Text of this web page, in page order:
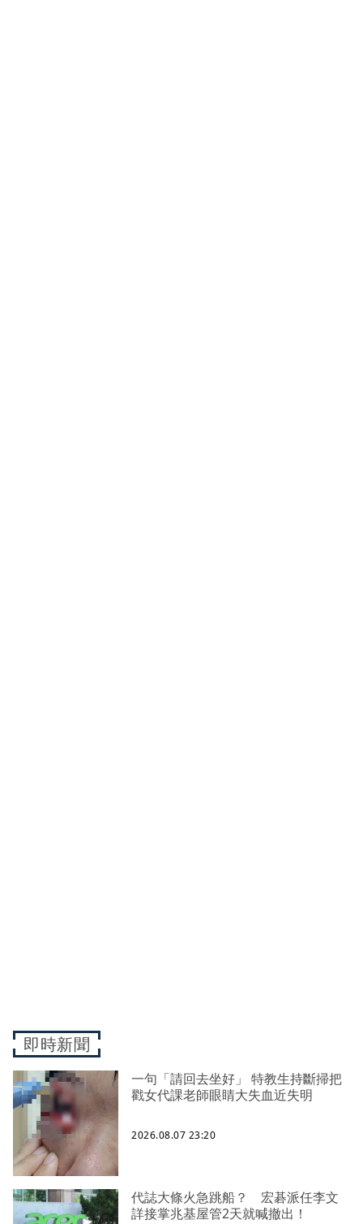
即時新聞
一句「請回去坐好」 特教生持斷掃把
戳女代課老師眼睛大失血近失明
2026.08.07 23:20
代誌大條火急跳船？ 宏碁派任李文
詳接掌兆基屋管2天就喊撤出！